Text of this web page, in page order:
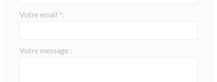
Votre email *:
Votre message :